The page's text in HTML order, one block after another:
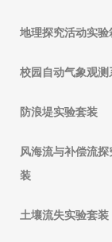
地理探究活动实验
校园自动气象观测
防浪堤实验套装
风海流与补偿流
装
土壤流失实验套装